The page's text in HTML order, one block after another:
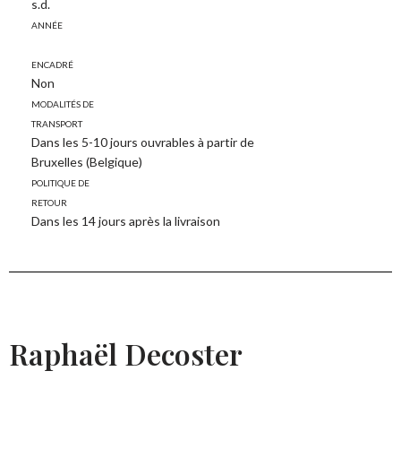
s.d.
Année
Encadré
Non
Modalités de
transport
Dans les 5-10 jours ouvrables à partir de
Bruxelles (Belgique)
Politique de
retour
Dans les 14 jours après la livraison
Raphaël Decoster